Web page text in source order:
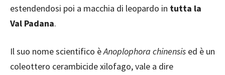
estendendosi poi a macchia di leopardo in tutta la
Val Padana.
Il suo nome scientifico èAnoplophora chinensis ed è un
coleottero cerambicide xilofago, vale a dire